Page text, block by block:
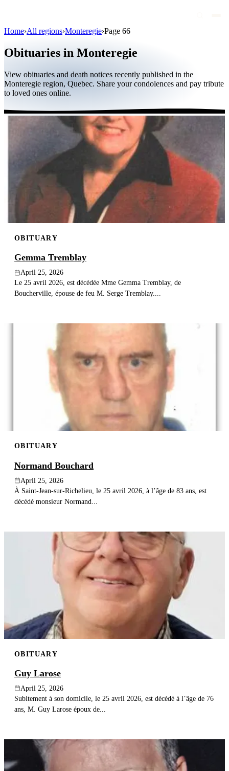
Public figures
Quebec
Canada
International
Funeral homes
Search
Home›All regions›Monteregie›Page 66
Obituaries in Monteregie
View obituaries and death notices recently published in the
Monteregie region, Quebec. Share your condolences and pay tribute
to loved ones online.
OBITUARY
Gemma Tremblay
April 25, 2026
Le 25 avril 2026, est décédée Mme Gemma Tremblay, de
Boucherville, épouse de feu M. Serge Tremblay....
OBITUARY
Normand Bouchard
April 25, 2026
À Saint-Jean-sur-Richelieu, le 25 avril 2026, à l’âge de 83 ans, est
décédé monsieur Normand...
OBITUARY
Guy Larose
April 25, 2026
Subitement à son domicile, le 25 avril 2026, est décédé à l’âge de 76
ans, M. Guy Larose époux de...